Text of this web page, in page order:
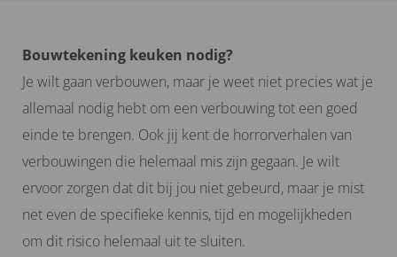
Bouwtekening keuken nodig?
Je wilt gaan verbouwen, maar je weet niet precies wat je
allemaal nodig hebt om een verbouwing tot een goed
einde te brengen. Ook jij kent de horrorverhalen van
verbouwingen die helemaal mis zijn gegaan. Je wilt
ervoor zorgen dat dit bij jou niet gebeurd, maar je mist
net even de specifieke kennis, tijd en mogelijkheden
om dit risico helemaal uit te sluiten.